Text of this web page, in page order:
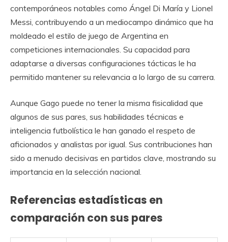
contemporáneos notables como Ángel Di María y Lionel
Messi, contribuyendo a un mediocampo dinámico que ha
moldeado el estilo de juego de Argentina en
competiciones internacionales. Su capacidad para
adaptarse a diversas configuraciones tácticas le ha
permitido mantener su relevancia a lo largo de su carrera.
Aunque Gago puede no tener la misma fisicalidad que
algunos de sus pares, sus habilidades técnicas e
inteligencia futbolística le han ganado el respeto de
aficionados y analistas por igual. Sus contribuciones han
sido a menudo decisivas en partidos clave, mostrando su
importancia en la selección nacional.
Referencias estadísticas en
comparación con sus pares